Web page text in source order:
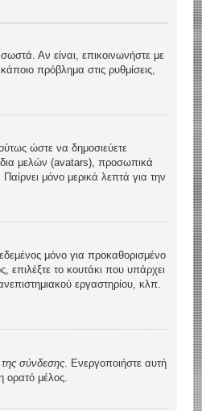
Αν είναι, επικοινωνήστε με
πρόβλημα στις ρυθμίσεις,
ώστε να δημοσιεύετε
μελών (avatars), προσωπικά
μόνο μερικά λεπτά για την
μόνο για προκαθορισμένο
επιλέξτε το κουτάκι που υπάρχει
εργαστηρίου, κλπ.
σύνδεσης . Ενεργοποιήστε αυτή
ορατό μέλος.